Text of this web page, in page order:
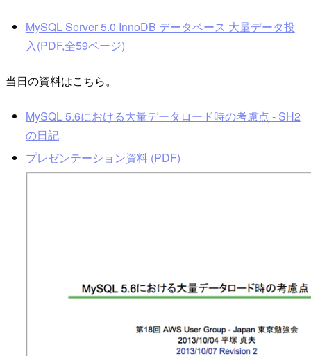
MySQL Server 5.0 InnoDB データベース 大量データ投
入(PDF,全59ページ)
当日の資料はこちら。
MySQL 5.6における大量データロード時の考慮点 - SH2
の日記
プレゼンテーション資料 (PDF)